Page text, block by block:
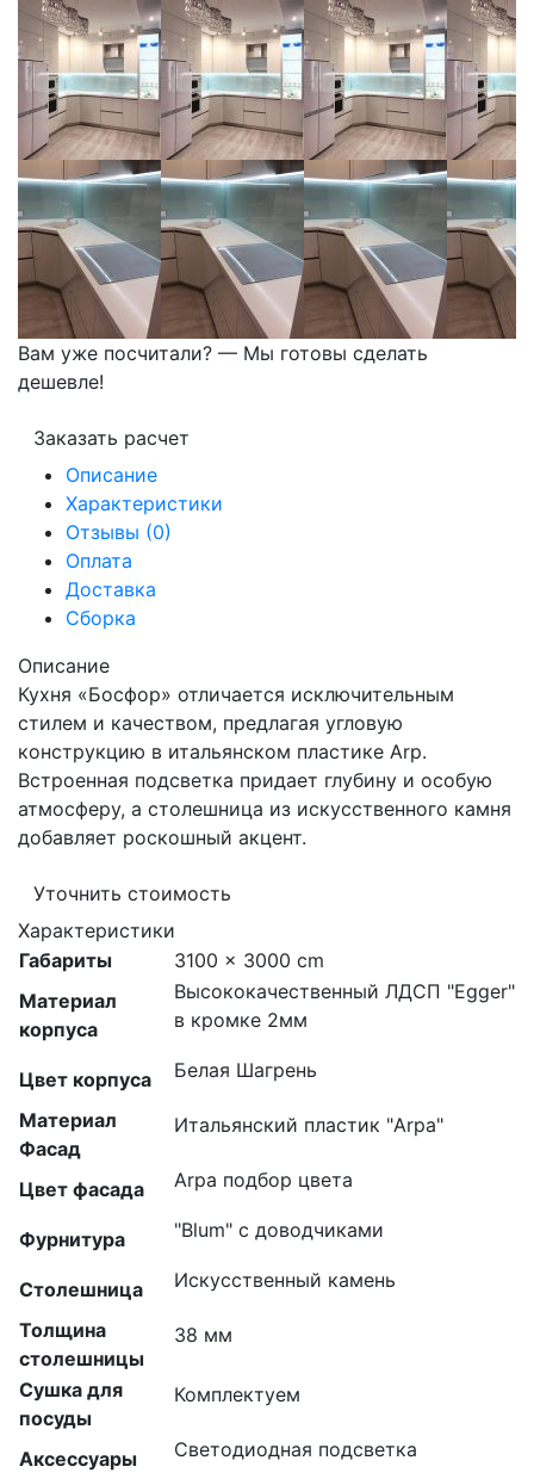
Вам уже посчитали? — Мы готовы сделать
дешевле!
Заказать расчет
Описание
Характеристики
Отзывы (0)
Оплата
Доставка
Сборка
Описание
Кухня «Босфор» отличается исключительным
стилем и качеством, предлагая угловую
конструкцию в итальянском пластике Arp.
Встроенная подсветка придает глубину и особую
атмосферу, а столешница из искусственного камня
добавляет роскошный акцент.
Уточнить стоимость
Характеристики
Габариты
3100 × 3000 cm
Материал
корпуса
Высококачественный ЛДСП "Egger"
в кромке 2мм
Цвет корпуса Белая Шагрень
Материал
Фасад
Итальянский пластик "Arpa"
Цвет фасада Arpa подбор цвета
Фурнитура "Blum" с доводчиками
Столешница Искусственный камень
Толщина
столешницы
38 мм
Сушка для
посуды
Комплектуем
Аксессуары Светодиодная подсветка